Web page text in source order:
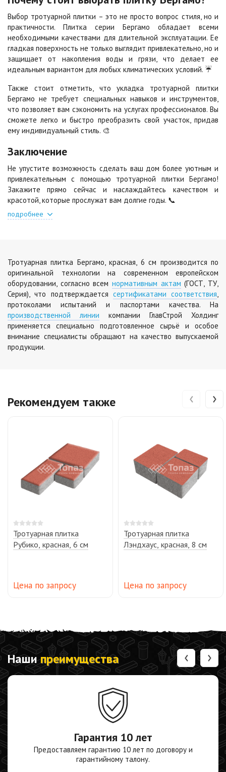
Цена по запросу Цена по запросу
Сорренто
Цена по запросу
Степь
Цена по запросу
Стоун
Цена по запросу
Хаски
Цена по запросу
Черная
Шафран
Цена по запросу
Янтарь
Цена по запросу
Яшма
Выбор тротуарной плитки – это не просто вопрос стиля, но и
практичности. Плитка серии Бергамо обладает всеми
необходимыми качествами для длительной эксплуатации. Ее
гладкая поверхность не только выглядит привлекательно, но и
защищает от накопления воды и грязи, что делает ее
идеальным вариантом для любых климатических условий. ☔️
Также стоит отметить, что укладка тротуарной плитки
Бергамо не требует специальных навыков и инструментов,
что позволяет вам сэкономить на услугах профессионалов. Вы
сможете легко и быстро преобразить свой участок, придав
ему индивидуальный стиль. 🎨
Заключение
Не упустите возможность сделать ваш дом более уютным и
привлекательным с помощью тротуарной плитки Бергамо!
Закажите прямо сейчас и наслаждайтесь качеством и
красотой, которые прослужат вам долгие годы. 📞
подробнее
Тротуарная плитка Бергамо, красная, 6 см производится по
оригинальной технологии на современном европейском
оборудовании, согласно всем нормативным актам (ГОСТ, ТУ,
Серия), что подтверждается сертификатами соответствия
протоколами испытаний и паспортами качества. На
производственной линии компании ГлавСтрой Холдинг
применяется специально подготовленное сырьё и особое
внимание специалисты обращают на качество выпускаемой
продукции.
Рекомендуем также
Тротуарная плитка
Рубико, красная, 6 см
Цена по запросу
Тротуарная плитка
Лэндхаус, красная, 8 см
Цена по запросу
‹ ›
Нашипреимущества
Гарантия 10 лет
Предоставляем гарантию 10 лет по договору и
гарантийному талону.
‹ ›